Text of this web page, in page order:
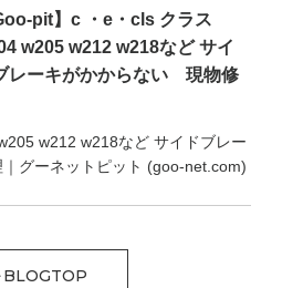
pit】c ・e・cls クラス
w205 w212 w218など サイ
レーキがかからない 現物修
w212 w218など サイドブレー
グーネットピット (goo-net.com)
BLOGTOP